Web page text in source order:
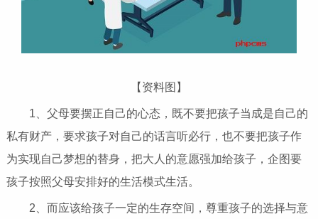
【资料图】
1、父母要摆正自己的心态，既不要把孩子当成是自己的
私有财产，要求孩子对自己的话言听必行，也不要把孩子作
为实现自己梦想的替身，把大人的意愿强加给孩子，企图要
孩子按照父母安排好的生活模式生活。
2、而应该给孩子一定的生存空间，尊重孩子的选择与意